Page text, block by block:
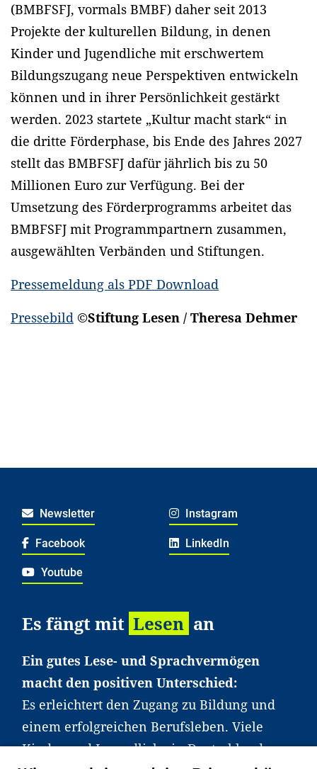
(BMBFSFJ, vormals BMBF) daher seit 2013
Projekte der kulturellen Bildung, in denen
Kinder und Jugendliche mit erschwertem
Bildungszugang neue Perspektiven entwickeln
können und in ihrer Persönlichkeit gestärkt
werden. 2023 startete „Kultur macht stark“ in
die dritte Förderphase, bis Ende des Jahres 2027
stellt das BMBFSFJ dafür jährlich bis zu 50
Millionen Euro zur Verfügung. Bei der
Umsetzung des Förderprogramms arbeitet das
BMBFSFJ mit Programmpartnern zusammen,
ausgewählten Verbänden und Stiftungen.
Pressemeldung als PDF Download
Pressebild ©Stiftung Lesen / Theresa Dehmer
Newsletter Instagram
Facebook LinkedIn
Youtube
Es fängt mit Lesen an
Ein gutes Lese- und Sprachvermögen
macht den positiven Unterschied:
Es erleichtert den Zugang zu Bildung und
einem erfolgreichen Berufsleben. Viele
Kinder und Jugendliche in Deutschland